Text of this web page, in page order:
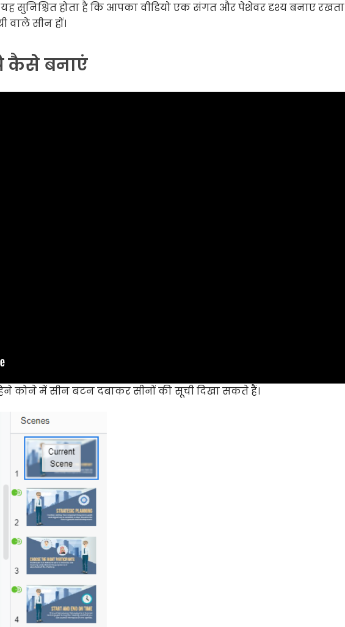
सुनिश्चित होता है कि आपका वीडियो एक संगत और पेशेवर दृश्य बनाए रखता
सीन हों।
कैसे बनाएं
कोने में सीन बटन दबाकर सीनों की सूची दिखा सकते हैं।